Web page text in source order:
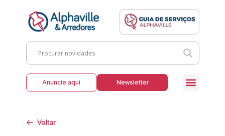
Anuncie aqui Newsletter
Voltar